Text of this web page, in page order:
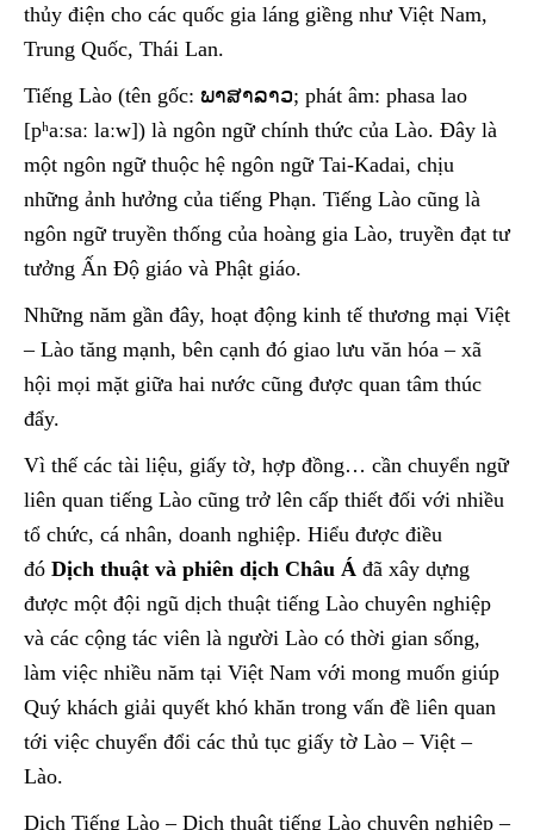
thủy điện cho các quốc gia láng giềng như Việt Nam,
Trung Quốc, Thái Lan.
Tiếng Lào (tên gốc: ພາສາລາວ; phát âm: phasa lao
[pʰaːsaː laːw]) là ngôn ngữ chính thức của Lào. Đây là
một ngôn ngữ thuộc hệ ngôn ngữ Tai-Kadai, chịu
những ảnh hưởng của tiếng Phạn. Tiếng Lào cũng là
ngôn ngữ truyền thống của hoàng gia Lào, truyền đạt tư
tưởng Ấn Độ giáo và Phật giáo.
Những năm gần đây, hoạt động kinh tế thương mại Việt
– Lào tăng mạnh, bên cạnh đó giao lưu văn hóa – xã
hội mọi mặt giữa hai nước cũng được quan tâm thúc
đẩy.
Vì thế các tài liệu, giấy tờ, hợp đồng… cần chuyển ngữ
liên quan tiếng Lào cũng trở lên cấp thiết đối với nhiều
tổ chức, cá nhân, doanh nghiệp. Hiểu được điều
đó Dịch thuật và phiên dịch Châu Á đã xây dựng
được một đội ngũ dịch thuật tiếng Lào chuyên nghiệp
và các cộng tác viên là người Lào có thời gian sống,
làm việc nhiều năm tại Việt Nam với mong muốn giúp
Quý khách giải quyết khó khăn trong vấn đề liên quan
tới việc chuyển đổi các thủ tục giấy tờ Lào – Việt –
Lào.
Dịch Tiếng Lào – Dịch thuật tiếng Lào chuyên nghiệp –